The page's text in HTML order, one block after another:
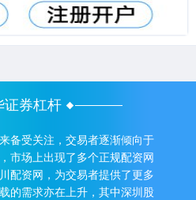
证券杠杆
备受关注，交易者逐渐倾向于
市场上出现了多个正规配资网
配资网，为交易者提供了更多
的需求亦在上升，其中深圳股